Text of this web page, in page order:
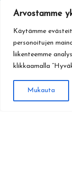
Arvostamme
Käytämme
personoitujen
liikenteemme
klikkaamalla
Mukauta
Jyväskylän
Etsi:
Haku